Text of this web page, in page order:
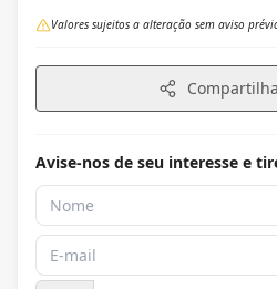
Valores sujeitos a alteração sem aviso
Avise-nos de seu interesse e